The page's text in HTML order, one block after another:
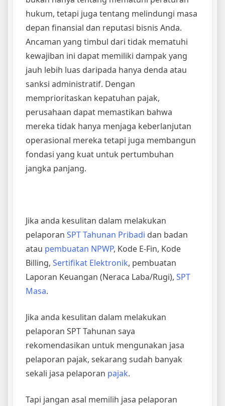
hukum, tetapi juga tentang melindungi masa
depan finansial dan reputasi bisnis Anda.
Ancaman yang timbul dari tidak mematuhi
kewajiban ini dapat memiliki dampak yang
jauh lebih luas daripada hanya denda atau
sanksi administratif. Dengan
memprioritaskan kepatuhan pajak,
perusahaan dapat memastikan bahwa
mereka tidak hanya menjaga keberlanjutan
operasional mereka tetapi juga membangun
fondasi yang kuat untuk pertumbuhan
jangka panjang.
Jika anda kesulitan dalam melakukan
pelaporan SPT Tahunan Pribadi dan badan
atau pembuatan NPWP, Kode E-Fin, Kode
Billing, Sertifikat Elektronik, pembuatan
Laporan Keuangan (Neraca Laba/Rugi), SPT
Masa.
Jika anda kesulitan dalam melakukan
pelaporan SPT Tahunan saya
rekomendasikan untuk mengunakan jasa
pelaporan pajak, sekarang sudah banyak
sekali jasa pelaporan pajak.
Tapi jangan asal memilih jasa pelaporan